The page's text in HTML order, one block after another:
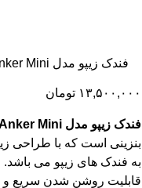
فندک زیپو مدل Anker Mini کد 2006519
۱۳,۵۰۰,۰۰۰ تومان
فندک زیپو مدل Anker Mini کد 2006519
بنزینی است که با طراحی
به فندک های زیپو می باشد.
قابلیت روشن شدن سریع و